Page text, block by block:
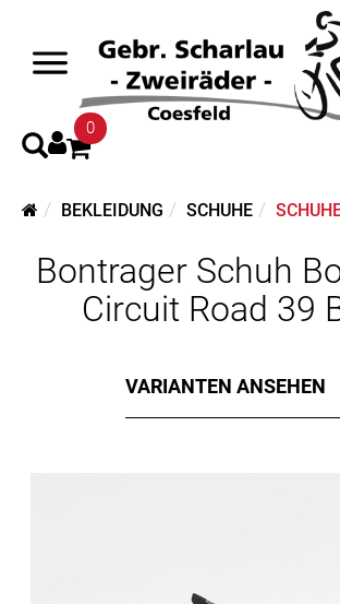
0
BEKLEIDUNG SCHUHE
Bontrager Schuh
Circuit Road 39
VARIANTEN ANSEHEN